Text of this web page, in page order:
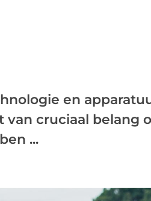
en
cruciaal belang
...